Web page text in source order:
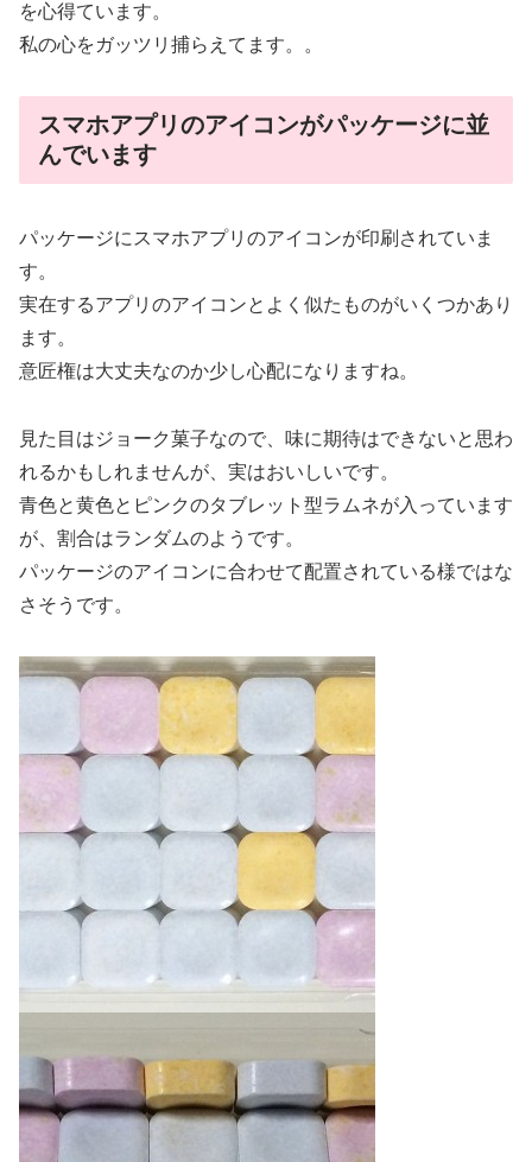
を心得ています。
私の心をガッツリ捕らえてます。。
スマホアプリのアイコンがパッケージに並
んでいます
パッケージにスマホアプリのアイコンが印刷されていま
す。
実在するアプリのアイコンとよく似たものがいくつかあり
ます。
意匠権は大丈夫なのか少し心配になりますね。
見た目はジョーク菓子なので、味に期待はできないと思わ
れるかもしれませんが、実はおいしいです。
青色と黄色とピンクのタブレット型ラムネが入っています
が、割合はランダムのようです。
パッケージのアイコンに合わせて配置されている様ではな
さそうです。